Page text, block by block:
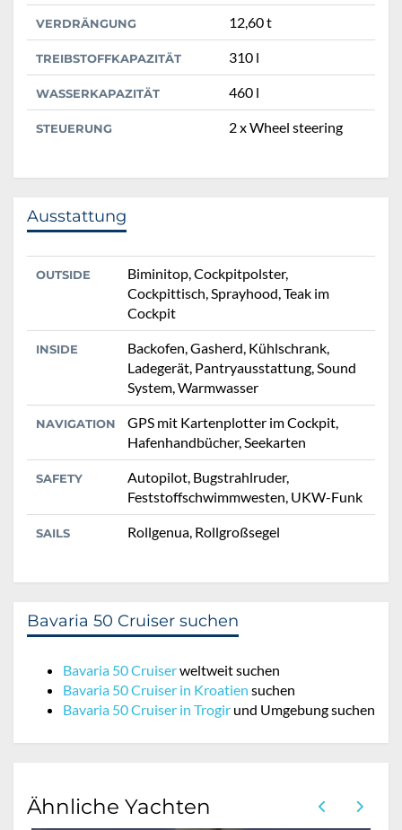
VERDRÄNGUNG 12,60 t
TREIBSTOFFKAPAZITÄT 310 l
WASSERKAPAZITÄT 460 l
STEUERUNG 2 x Wheel steering
Ausstattung
OUTSIDE
Biminitop, Cockpitpolster,
Cockpittisch, Sprayhood, Teak im
Cockpit
INSIDE
Backofen, Gasherd, Kühlschrank,
Ladegerät, Pantryausstattung, Sound
System, Warmwasser
NAVIGATION
GPS mit Kartenplotter im Cockpit,
Hafenhandbücher, Seekarten
SAFETY
Autopilot, Bugstrahlruder,
Feststoffschwimmwesten, UKW-Funk
SAILS Rollgenua, Rollgroßsegel
Bavaria 50 Cruiser suchen
Bavaria 50 Cruiserweltweit suchen
Bavaria 50 Cruiser in Kroatien suchen
Bavaria 50 Cruiser in Trogir und Umgebung suchen
Ähnliche Yachten